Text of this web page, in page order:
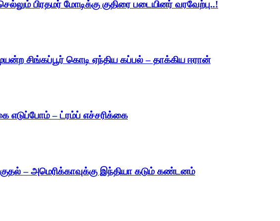
பிரதமர் மோடிக்கு குதிரை படையினர் வரவேற்பு..!
சிங்கப்பூர் கொடி ஏந்திய கப்பல் – தாக்கிய ஈரான்
எடுப்போம் – ட்ரம்ப் எச்சரிக்கை
– அமெரிக்காவுக்கு இந்தியா கடும் கண்டனம்